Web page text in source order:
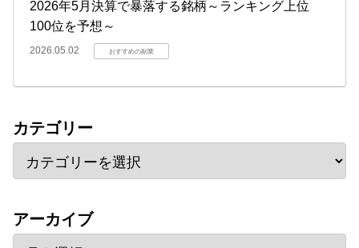
2026年5月決算で暴落する銘柄～ランキング上位
100位を予想～
2026.05.02 おすすめの副業
カテゴリー
アーカイブ